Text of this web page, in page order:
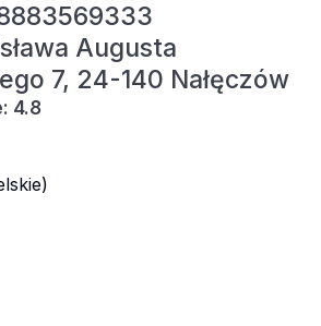
Augusta
7, 24-140 Nałęczów
4.8